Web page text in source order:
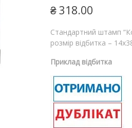
₴318.00
Cтандартний штамп
розмір відбитка –
Приклад відбитка